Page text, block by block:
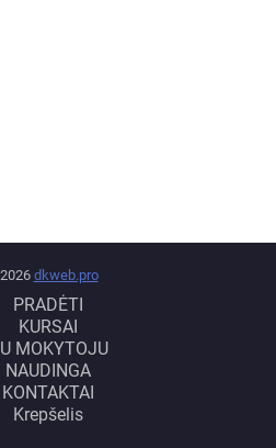
dkweb.pro
PRADĖTI
KURSAI
MOKYTOJU
NAUDINGA
KONTAKTAI
Krepšelis